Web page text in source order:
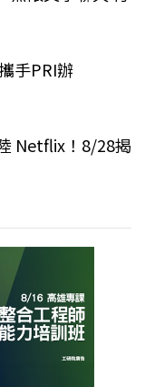
手PRI辦
Netflix！8/28揭